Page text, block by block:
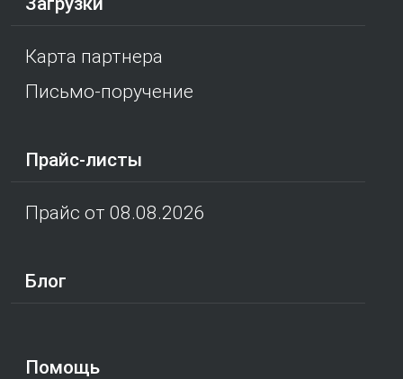
Карта партнера
Письмо-поручение
Прайс-листы
Прайс от 08.08.2026
Блог
Помощь